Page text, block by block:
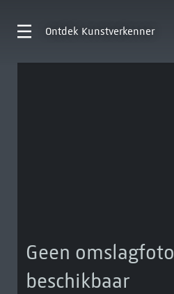
Ontdek Kunstverkenner
Geen omslagfoto
beschikbaar